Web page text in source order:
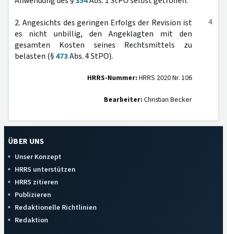
4
2. Angesichts des geringen Erfolgs der Revision ist
es nicht unbillig, den Angeklagten mit den
gesamten Kosten seines Rechtsmittels zu
belasten (§473Abs. 4 StPO).
HRRS-Nummer: HRRS 2020 Nr. 106
Bearbeiter: Christian Becker
ÜBER UNS
Unser Konzept
HRRS unterstützen
HRRS zitieren
Publizieren
Redaktionelle Richtlinien
Redaktion